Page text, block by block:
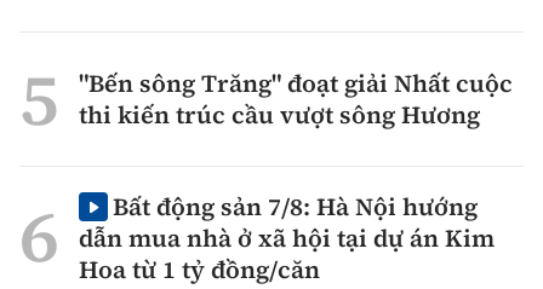
"Bến sông Trăng" đoạt giải Nhất cuộc
thi kiến trúc cầu vượt sông Hương
Bất động sản 7/8: Hà Nội hướng
dẫn mua nhà ở xã hội tại dự án Kim
Hoa từ 1 tỷ đồng/căn